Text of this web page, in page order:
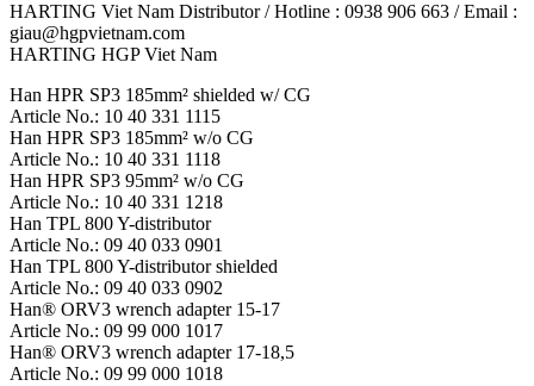
HARTING Viet Nam Distributor / Hotline : 0938 906 663 / Email :
giau@hgpvietnam.com
HARTING HGP Viet Nam
Han HPR SP3 185mm² shielded w/ CG
Article No.: 10 40 331 1115
Han HPR SP3 185mm² w/o CG
Article No.: 10 40 331 1118
Han HPR SP3 95mm² w/o CG
Article No.: 10 40 331 1218
Han TPL 800 Y-distributor
Article No.: 09 40 033 0901
Han TPL 800 Y-distributor shielded
Article No.: 09 40 033 0902
Han® ORV3 wrench adapter 15-17
Article No.: 09 99 000 1017
Han® ORV3 wrench adapter 17-18,5
Article No.: 09 99 000 1018